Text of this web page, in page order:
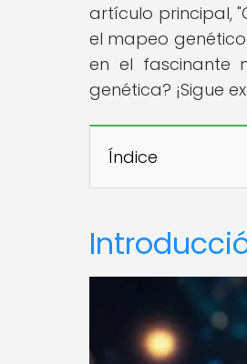
artículo principal,
el mapeo
en el fascinante
genética? ¡Sigue
Índice